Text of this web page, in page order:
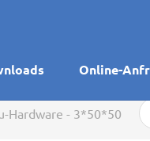
Online-
Hardware - 3*50*50